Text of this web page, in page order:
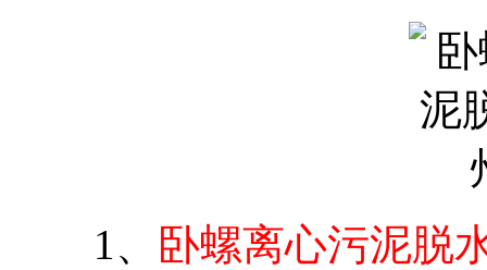
1、
卧螺离心污泥脱